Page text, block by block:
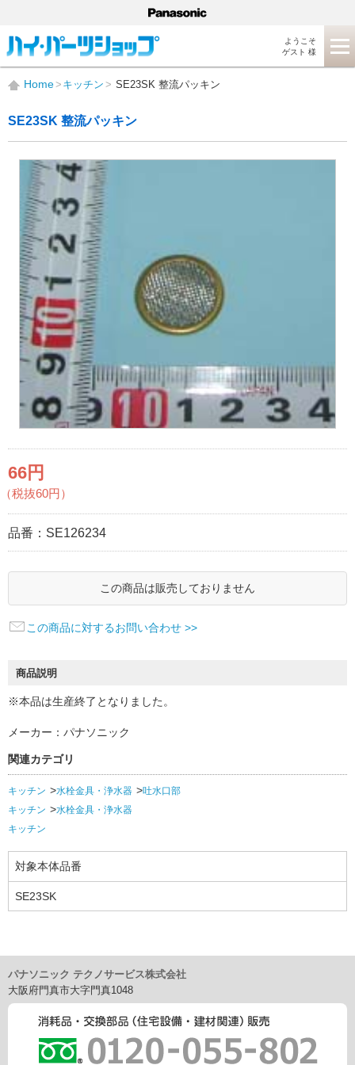
ようこそ
ゲスト 様
Home キッチン SE23SK 整流パッキン
SE23SK 整流パッキン
66円
（税抜60円）
品番： SE126234
この商品は販売しておりません
この商品に対するお問い合わせ >>
商品説明
※本品は生産終了となりました。
メーカー：パナソニック
関連カテゴリ
キッチン 水栓金具・浄水器
吐水口部
キッチン
水栓金具・浄水器
キッチン
対象本体品番
SE23SK
パナソニック テクノサービス株式会社
大阪府門真市大字門真1048